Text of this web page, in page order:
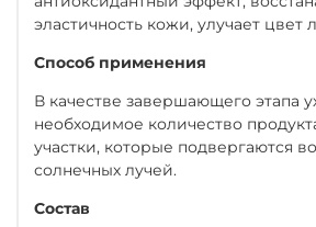
эластичность кожи, улучает цвет
Способ применения
В качестве завершающего этапа
необходимое количество
участки, которые подвергаются
солнечных лучей.
Состав